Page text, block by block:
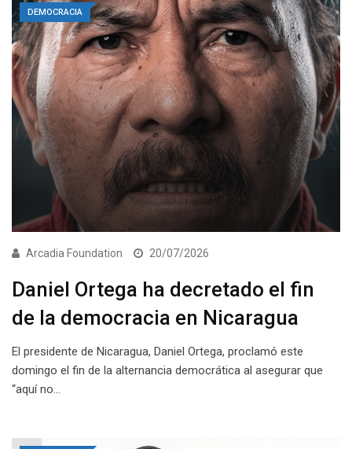
DEMOCRACIA
Arcadia Foundation 20/07/2026
Daniel Ortega ha decretado el fin
de la democracia en Nicaragua
El presidente de Nicaragua, Daniel Ortega, proclamó este
domingo el fin de la alternancia democrática al asegurar que
“aquí no…